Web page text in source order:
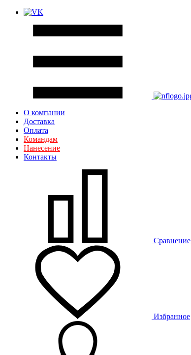
О компании
Доставка
Оплата
Командам
Нанесение
Контакты
Сравнение
Избранное